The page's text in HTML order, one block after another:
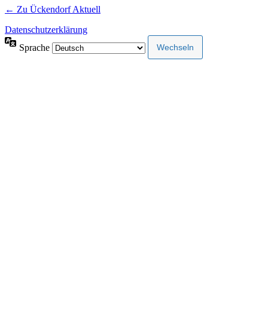
← Zu Ückendorf Aktuell
Datenschutzerklärung
Sprache